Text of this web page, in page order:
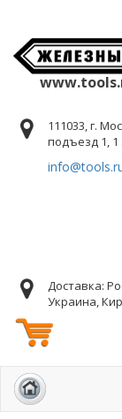
111033, г.
подъезд 1, 1
Доставка:
Украина,